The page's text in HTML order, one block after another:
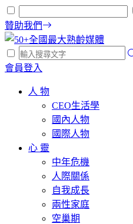
贊助我們
會員登入
人 物
CEO生活學
國內人物
國際人物
心 靈
中年危機
人際關係
自我成長
兩性家庭
空巢期